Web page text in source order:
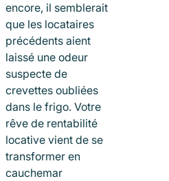
encore, il semblerait
que les locataires
précédents aient
laissé une odeur
suspecte de
crevettes oubliées
dans le frigo. Votre
rêve de rentabilité
locative vient de se
transformer en
cauchemar